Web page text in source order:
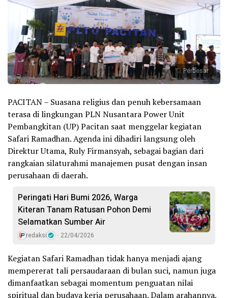
Perbesar
PACITAN – Suasana religius dan penuh kebersamaan
terasa di lingkungan PLN Nusantara Power Unit
Pembangkitan (UP) Pacitan saat menggelar kegiatan
Safari Ramadhan. Agenda ini dihadiri langsung oleh
Direktur Utama, Ruly Firmansyah, sebagai bagian dari
rangkaian silaturahmi manajemen pusat dengan insan
perusahaan di daerah.
Peringati Hari Bumi 2026, Warga
Kiteran Tanam Ratusan Pohon Demi
Selamatkan Sumber Air
redaksi 22/04/2026
Kegiatan Safari Ramadhan tidak hanya menjadi ajang
mempererat tali persaudaraan di bulan suci, namun juga
dimanfaatkan sebagai momentum penguatan nilai
spiritual dan budaya kerja perusahaan. Dalam arahannya,